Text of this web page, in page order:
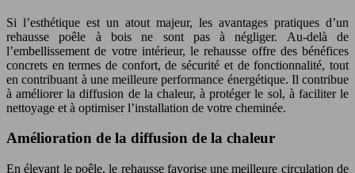
Si l’esthétique est un atout majeur, les avantages pratiques d’un
rehausse poêle à bois ne sont pas à négliger. Au-delà de
l’embellissement de votre intérieur, le rehausse offre des bénéfices
concrets en termes de confort, de sécurité et de fonctionnalité, tout
en contribuant à une meilleure performance énergétique. Il contribue
à améliorer la diffusion de la chaleur, à protéger le sol, à faciliter le
nettoyage et à optimiser l’installation de votre cheminée.
Amélioration de la diffusion de la chaleur
En élevant le poêle, le rehausse favorise une meilleure circulation de